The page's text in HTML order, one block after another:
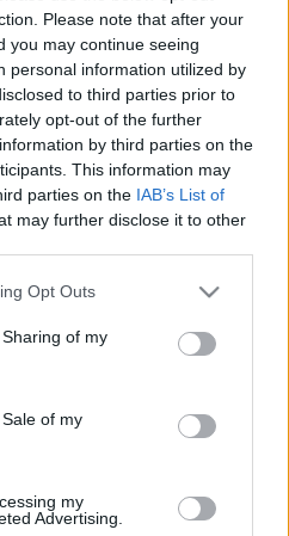
Please note that after your
you may continue seeing
personal information utilized by
to third parties prior to
opt-out of the further
by third parties on the
This information may
parties on the IAB’s List of
may further disclose it to other
app uses one or more Google
behaviour. You may click to
and its third-party tags to
purposes in below Google
Opt Outs
of my
of my
my
Advertising.
zenére. ?Nem az anyatejjel
himnuszokat - legfeljebb a
latinul. A kiejtéssel vannak is
Gyuri barátom, aki a
megtalált egy 'piaci rést'? ?
áll távol a hagyományőrző
évtizede összes zenekarával
műfajoknak ma is éppúgy lehet
szájra produkcióval, vagy
(2009)) saját világzenei